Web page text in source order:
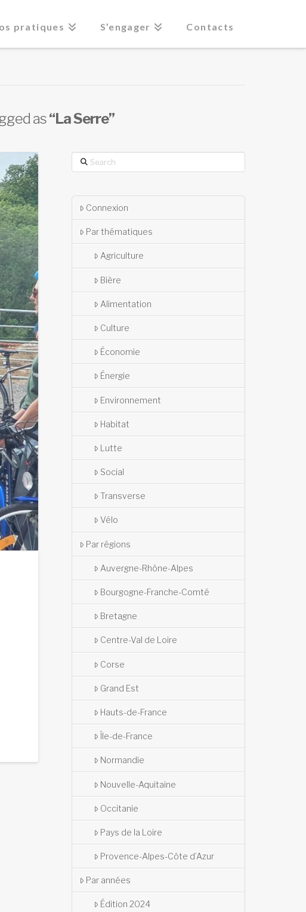
pratiques S’engager Contacts
as“La Serre”
Search
Connexion
Par thématiques
Agriculture
Bière
Alimentation
Culture
Économie
Énergie
Environnement
Habitat
Lutte
Social
Transverse
Vélo
Par régions
Auvergne-Rhône-Alpes
Bourgogne-Franche-Comté
Bretagne
Centre-Val de Loire
Corse
Grand Est
Hauts-de-France
Île-de-France
Normandie
Nouvelle-Aquitaine
Occitanie
Pays de la Loire
Provence-Alpes-Côte d’Azur
Par années
Édition 2024